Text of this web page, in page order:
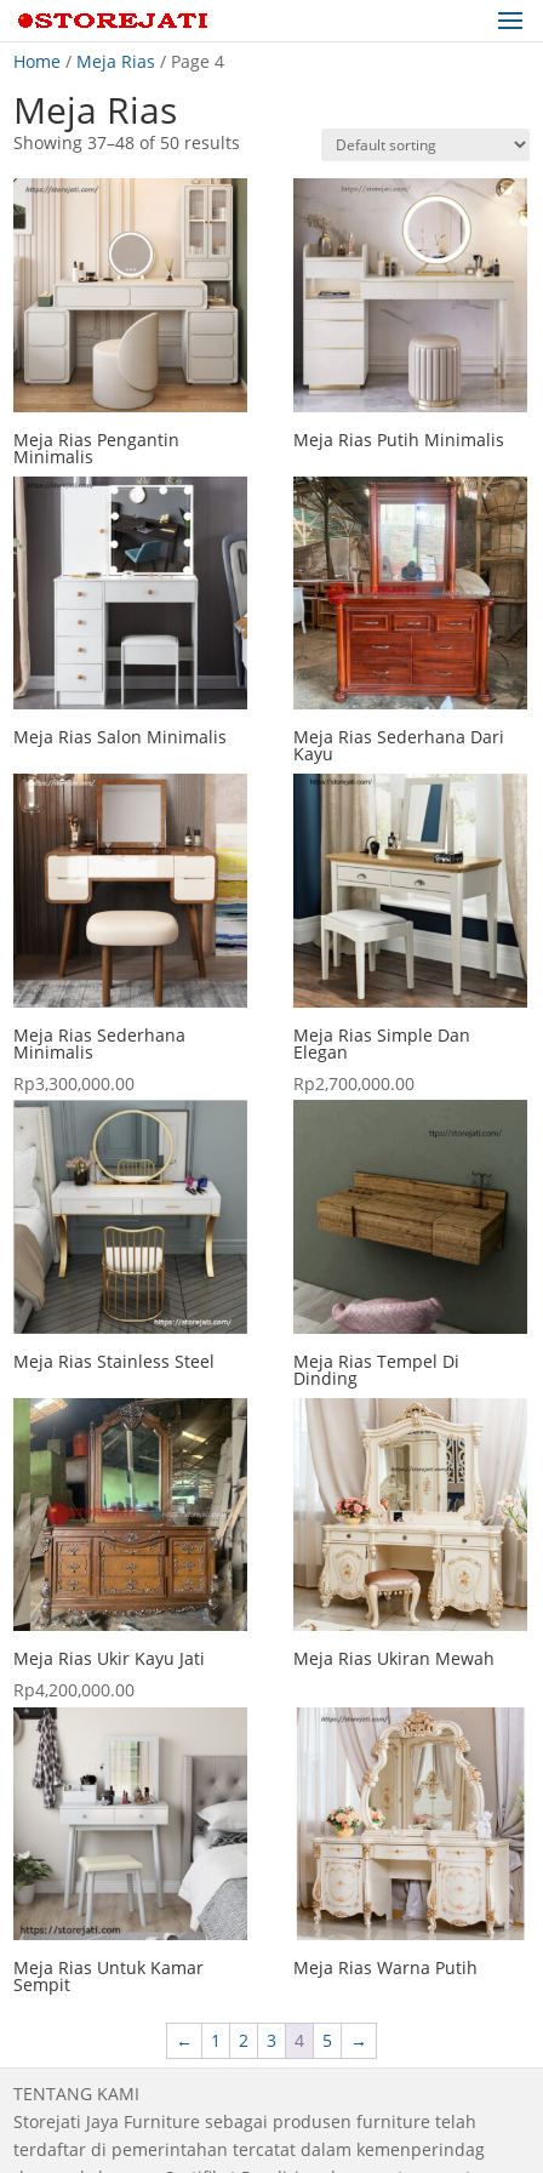
Home / Meja Rias / Page 4
Meja Rias
Showing 37–48 of 50 results
Meja Rias Pengantin
Minimalis
Meja Rias Putih Minimalis
Meja Rias Salon Minimalis Meja Rias Sederhana Dari
Kayu
Meja Rias Sederhana
Minimalis
Rp3,300,000.00
Meja Rias Simple Dan
Elegan
Rp2,700,000.00
Meja Rias Stainless Steel Meja Rias Tempel Di
Dinding
Meja Rias Ukir Kayu Jati
Rp4,200,000.00
Meja Rias Ukiran Mewah
Meja Rias Untuk Kamar
Sempit
Meja Rias Warna Putih
← 1 2 3 4 5 →
TENTANG KAMI
Storejati Jaya Furniture sebagai produsen furniture telah
terdaftar di pemerintahan tercatat dalam kemenperindag